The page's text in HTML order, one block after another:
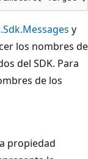
y
los nombres de
del SDK. Para
de los
propiedad